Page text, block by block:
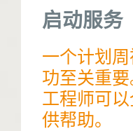
启动服务
一个计划
功至关重
工程师可
供帮助。